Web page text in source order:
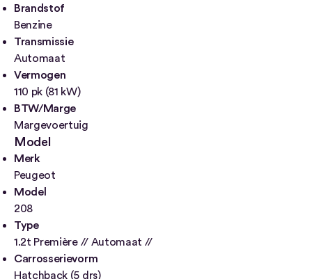
Brandstof
Benzine
Transmissie
Automaat
Vermogen
110 pk (81 kW)
BTW/Marge
Margevoertuig
Model
Merk
Peugeot
Model
208
Type
1.2t Première // Automaat //
Carrosserievorm
Hatchback (5 drs)